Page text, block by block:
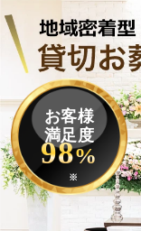
お客様
満足度
98%
※